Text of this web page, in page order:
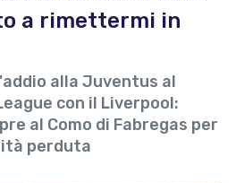
a rimettermi in
alla Juventus al
con il Liverpool:
al Como di Fabregas per
perduta